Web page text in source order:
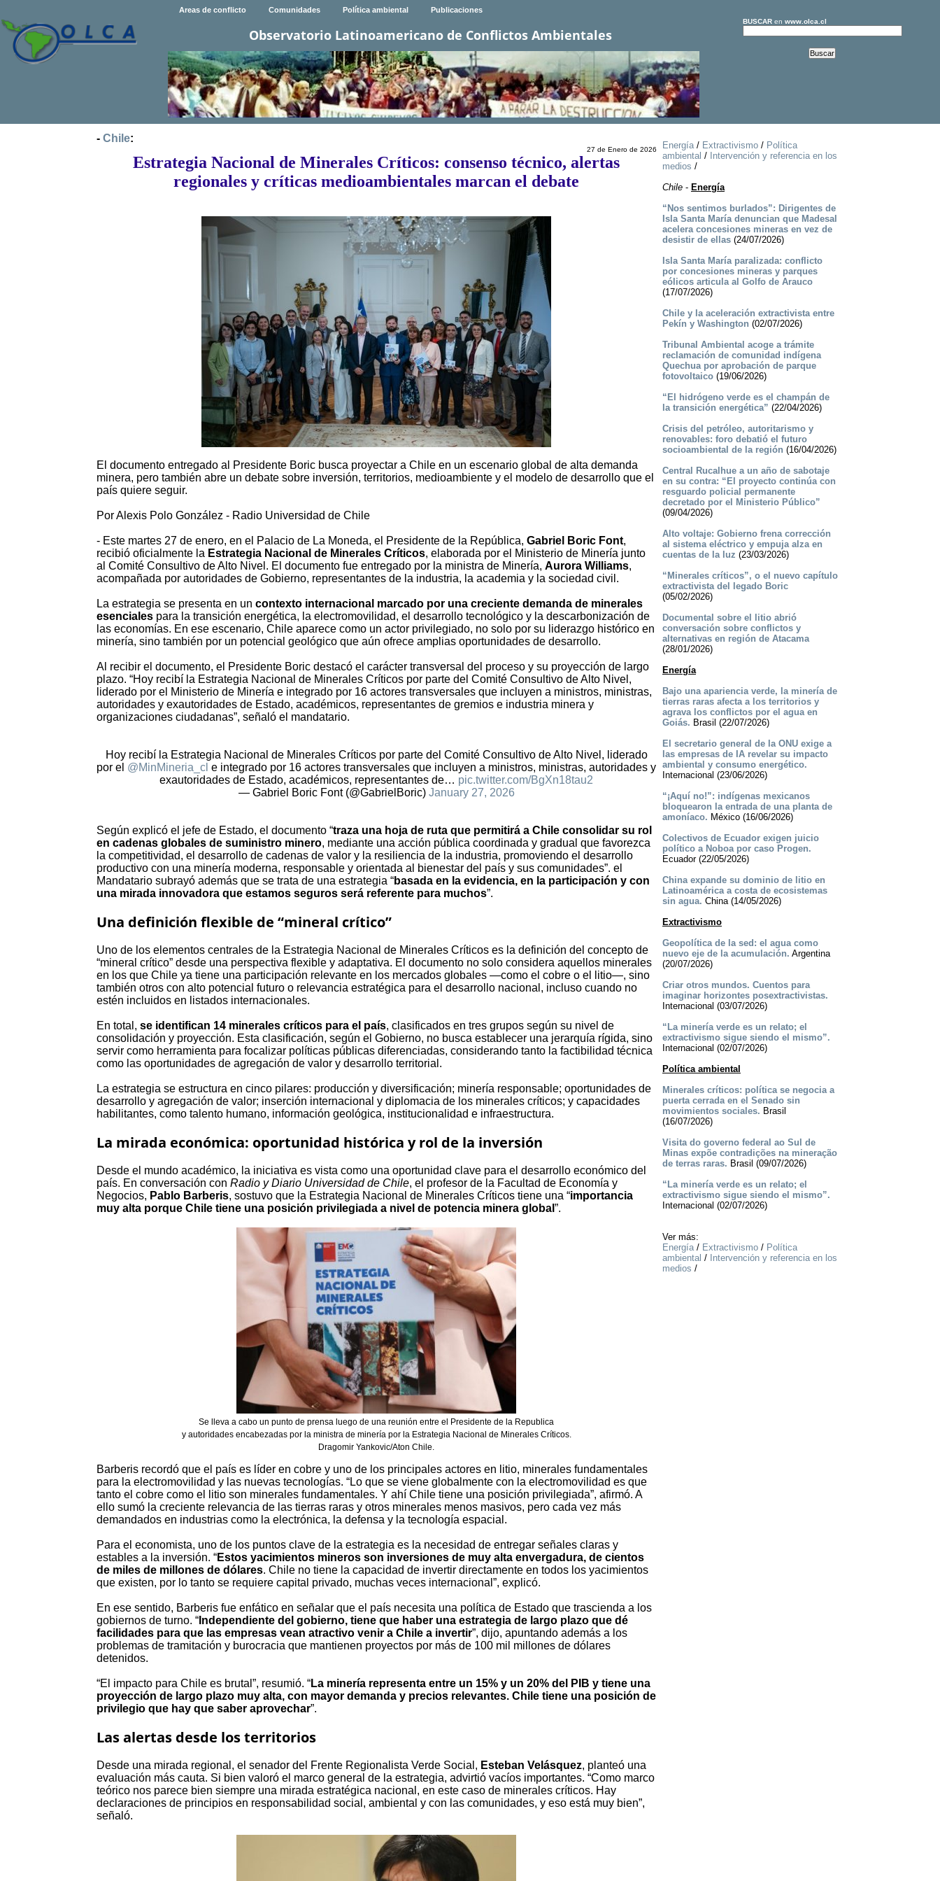
Areas de conflicto Comunidades Política ambiental Publicaciones
Observatorio Latinoamericano de Conflictos Ambientales
BUSCARen www.olca.cl
- Chile:
27 de Enero de 2026
Estrategia Nacional de Minerales Críticos: consenso técnico, alertas
regionales y críticas medioambientales marcan el debate
El documento entregado al Presidente Boric busca proyectar a Chile en un escenario global de alta demanda
minera, pero también abre un debate sobre inversión, territorios, medioambiente y el modelo de desarrollo que el
país quiere seguir.
Por Alexis Polo González - Radio Universidad de Chile
- Este martes 27 de enero, en el Palacio de La Moneda, el Presidente de la República, Gabriel Boric Font,
recibió oficialmente la Estrategia Nacional de Minerales Críticos, elaborada por el Ministerio de Minería junto
al Comité Consultivo de Alto Nivel. El documento fue entregado por la ministra de Minería, Aurora Williams,
acompañada por autoridades de Gobierno, representantes de la industria, la academia y la sociedad civil.
La estrategia se presenta en un contexto internacional marcado por una creciente demanda de minerales
esenciales para la transición energética, la electromovilidad, el desarrollo tecnológico y la descarbonización de
las economías. En ese escenario, Chile aparece como un actor privilegiado, no solo por su liderazgo histórico en
minería, sino también por un potencial geológico que aún ofrece amplias oportunidades de desarrollo.
Al recibir el documento, el Presidente Boric destacó el carácter transversal del proceso y su proyección de largo
plazo. “Hoy recibí la Estrategia Nacional de Minerales Críticos por parte del Comité Consultivo de Alto Nivel,
liderado por el Ministerio de Minería e integrado por 16 actores transversales que incluyen a ministros, ministras,
autoridades y exautoridades de Estado, académicos, representantes de gremios e industria minera y
organizaciones ciudadanas”, señaló el mandatario.
Hoy recibí la Estrategia Nacional de Minerales Críticos por parte del Comité Consultivo de Alto Nivel, liderado
por el @MinMineria_cl e integrado por 16 actores transversales que incluyen a ministros, ministras, autoridades y
exautoridades de Estado, académicos, representantes de… pic.twitter.com/BgXn18tau2
— Gabriel Boric Font (@GabrielBoric) January 27, 2026
Según explicó el jefe de Estado, el documento “traza una hoja de ruta que permitirá a Chile consolidar su rol
en cadenas globales de suministro minero, mediante una acción pública coordinada y gradual que favorezca
la competitividad, el desarrollo de cadenas de valor y la resiliencia de la industria, promoviendo el desarrollo
productivo con una minería moderna, responsable y orientada al bienestar del país y sus comunidades”. el
Mandatario subrayó además que se trata de una estrategia “basada en la evidencia, en la participación y con
una mirada innovadora que estamos seguros será referente para muchos”.
Una definición flexible de “mineral crítico”
Uno de los elementos centrales de la Estrategia Nacional de Minerales Críticos es la definición del concepto de
“mineral crítico” desde una perspectiva flexible y adaptativa. El documento no solo considera aquellos minerales
en los que Chile ya tiene una participación relevante en los mercados globales —como el cobre o el litio—, sino
también otros con alto potencial futuro o relevancia estratégica para el desarrollo nacional, incluso cuando no
estén incluidos en listados internacionales.
En total, se identifican 14 minerales críticos para el país, clasificados en tres grupos según su nivel de
consolidación y proyección. Esta clasificación, según el Gobierno, no busca establecer una jerarquía rígida, sino
servir como herramienta para focalizar políticas públicas diferenciadas, considerando tanto la factibilidad técnica
como las oportunidades de agregación de valor y desarrollo territorial.
La estrategia se estructura en cinco pilares: producción y diversificación; minería responsable; oportunidades de
desarrollo y agregación de valor; inserción internacional y diplomacia de los minerales críticos; y capacidades
habilitantes, como talento humano, información geológica, institucionalidad e infraestructura.
La mirada económica: oportunidad histórica y rol de la inversión
Desde el mundo académico, la iniciativa es vista como una oportunidad clave para el desarrollo económico del
país. En conversación con Radio y Diario Universidad de Chile, el profesor de la Facultad de Economía y
Negocios, Pablo Barberis, sostuvo que la Estrategia Nacional de Minerales Críticos tiene una “importancia
muy alta porque Chile tiene una posición privilegiada a nivel de potencia minera global ”.
Se lleva a cabo un punto de prensa luego de una reunión entre el Presidente de la Republica
y autoridades encabezadas por la ministra de minería por la Estrategia Nacional de Minerales Críticos.
Dragomir Yankovic/Aton Chile.
Barberis recordó que el país es líder en cobre y uno de los principales actores en litio, minerales fundamentales
para la electromovilidad y las nuevas tecnologías. “Lo que se viene globalmente con la electromovilidad es que
tanto el cobre como el litio son minerales fundamentales. Y ahí Chile tiene una posición privilegiada”, afirmó. A
ello sumó la creciente relevancia de las tierras raras y otros minerales menos masivos, pero cada vez más
demandados en industrias como la electrónica, la defensa y la tecnología espacial.
Para el economista, uno de los puntos clave de la estrategia es la necesidad de entregar señales claras y
estables a la inversión. “Estos yacimientos mineros son inversiones de muy alta envergadura, de cientos
de miles de millones de dólares. Chile no tiene la capacidad de invertir directamente en todos los yacimientos
que existen, por lo tanto se requiere capital privado, muchas veces internacional”, explicó.
En ese sentido, Barberis fue enfático en señalar que el país necesita una política de Estado que trascienda a los
gobiernos de turno. “ Independiente del gobierno, tiene que haber una estrategia de largo plazo que dé
facilidades para que las empresas vean atractivo venir a Chile a invertir”, dijo, apuntando además a los
problemas de tramitación y burocracia que mantienen proyectos por más de 100 mil millones de dólares
detenidos.
“El impacto para Chile es brutal”, resumió. “La minería representa entre un 15% y un 20% del PIB y tiene una
proyección de largo plazo muy alta, con mayor demanda y precios relevantes. Chile tiene una posición de
privilegio que hay que saber aprovechar”.
Las alertas desde los territorios
Desde una mirada regional, el senador del Frente Regionalista Verde Social, Esteban Velásquez, planteó una
evaluación más cauta. Si bien valoró el marco general de la estrategia, advirtió vacíos importantes. “Como marco
teórico nos parece bien siempre una mirada estratégica nacional, en este caso de minerales críticos. Hay
declaraciones de principios en responsabilidad social, ambiental y con las comunidades, y eso está muy bien”,
señaló.
Energía/ Extractivismo/ Política
ambiental / Intervención y referencia en los
medios /
Chile- Energía
“Nos sentimos burlados”: Dirigentes de
Isla Santa María denuncian que Madesal
acelera concesiones mineras en vez de
desistir de ellas(24/07/2026)
Isla Santa María paralizada: conflicto
por concesiones mineras y parques
eólicos articula al Golfo de Arauco
(17/07/2026)
Chile y la aceleración extractivista entre
Pekín y Washington (02/07/2026)
Tribunal Ambiental acoge a trámite
reclamación de comunidad indígena
Quechua por aprobación de parque
fotovoltaico(19/06/2026)
“El hidrógeno verde es el champán de
la transición energética” (22/04/2026)
Crisis del petróleo, autoritarismo y
renovables: foro debatió el futuro
socioambiental de la región (16/04/2026)
Central Rucalhue a un año de sabotaje
en su contra: “El proyecto continúa con
resguardo policial permanente
decretado por el Ministerio Público”
(09/04/2026)
Alto voltaje: Gobierno frena corrección
al sistema eléctrico y empuja alza en
cuentas de la luz (23/03/2026)
“Minerales críticos”, o el nuevo capítulo
extractivista del legado Boric
(05/02/2026)
Documental sobre el litio abrió
conversación sobre conflictos y
alternativas en región de Atacama
(28/01/2026)
Energía
Bajo una apariencia verde, la minería de
tierras raras afecta a los territorios y
agrava los conflictos por el agua en
Goiás. Brasil (22/07/2026)
El secretario general de la ONU exige a
las empresas de IA revelar su impacto
ambiental y consumo energético.
Internacional (23/06/2026)
“¡Aquí no!”: indígenas mexicanos
bloquearon la entrada de una planta de
amoníaco. México (16/06/2026)
Colectivos de Ecuador exigen juicio
político a Noboa por caso Progen.
Ecuador (22/05/2026)
China expande su dominio de litio en
Latinoamérica a costa de ecosistemas
sin agua. China (14/05/2026)
Extractivismo
Geopolítica de la sed: el agua como
nuevo eje de la acumulación. Argentina
(20/07/2026)
Criar otros mundos. Cuentos para
imaginar horizontes posextractivistas.
Internacional (03/07/2026)
“La minería verde es un relato; el
extractivismo sigue siendo el mismo”.
Internacional (02/07/2026)
Política ambiental
Minerales críticos: política se negocia a
puerta cerrada en el Senado sin
movimientos sociales. Brasil
(16/07/2026)
Visita do governo federal ao Sul de
Minas expõe contradições na mineração
de terras raras. Brasil (09/07/2026)
“La minería verde es un relato; el
extractivismo sigue siendo el mismo”.
Internacional (02/07/2026)
Ver más:
Energía/ Extractivismo/ Política
ambiental / Intervención y referencia en los
medios /